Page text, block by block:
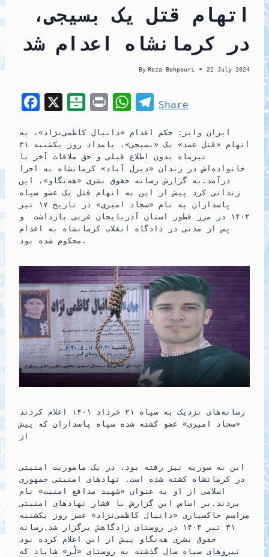
اتهام قتل یک بسیجی،
در کرمانشاه اعدام شد
By Reza Behpouri 22 July 2024
c
e
b
o
o
k
a
t
a
r
i
i
n
t
a
t
s
A
p
p
T
l
e
g
a
m
Share
ایران وایر: حکم اعدام «دانیال کاظمی‌نژاد»، به
اتهام «قتل عمد» یک «بسیجی»، بامداد روز یکشنبه ۳۱
تیرماه بدون اطلاع قبلی و حق ملاقات آخر با
خانواده‌اش در زندان «دیزل آباد» کرمانشاه به اجرا
درآمد.به گزارش رسانه حقوق بشری «هه‌نگاو»، این
زندانی کرد پیش از این به اتهام قتل یک عضو سپاه
پاسداران به نام «سجاد امیری» در تاریخ ۱۷ تیر
۱۴۰۲ در مرز قطور استان آذربایجان‌ غربی بازداشت و
پس از مدتی در دادگاه انقلاب کرمانشاه به اعدام
محکوم شده بود.
رسانه‌های نزدیک به سپاه ۲۱ خرداد ۱۴۰۱ اعلام کردند
«سجاد امیری» عضو کشته شده سپاه پاسداران که پیش
از
این به سوریه نیز رفته بود، در یک ماموریت امنیتی
در کرمانشاه کشته شده است. نهادهای امنیتی جمهوری
اسلامی از او به عنوان «شهید مدافع امنیت» نام
بردند.بر اساس این گزارش با فشار نهادهای امنیتی
مراسم خاکسپاری «دانیال کاظمی‌نژاد» عصر روز یکشنبه
۳۱ تیر ۱۴۰۳ در روستای زادگاهش برگزار شد.رسانه‌
حقوق بشری هه‌نگاو پیش از این اعلام کرده بود
نیروهای سپاه سال گذشته به روستای «لُر» شاباد که